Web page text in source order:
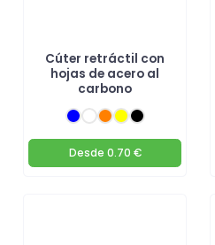
Cúter retráctil con
hojas de acero al
carbono
Desde 0.70 €